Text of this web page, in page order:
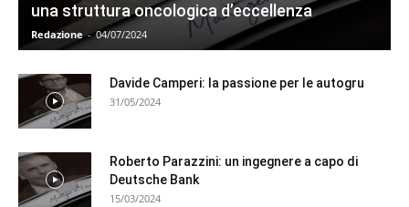
una struttura oncologica d’eccellenza
Redazione - 04/07/2024
Davide Camperi: la passione per le autogru
31/05/2024
Roberto Parazzini: un ingegnere a capo di
Deutsche Bank
15/03/2024